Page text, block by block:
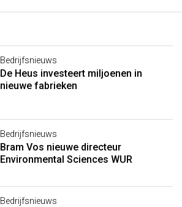
Bedrijfsnieuws
De Heus investeert miljoenen in
nieuwe fabrieken
Bedrijfsnieuws
Bram Vos nieuwe directeur
Environmental Sciences WUR
Bedrijfsnieuws